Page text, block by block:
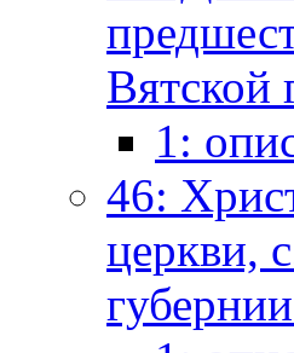
Вятской
1:
46:
церкви,